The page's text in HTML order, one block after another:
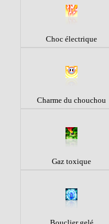
Choc électrique
Charme du chouchou
Gaz toxique